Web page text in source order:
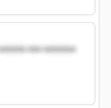
xxx xxxxxxx